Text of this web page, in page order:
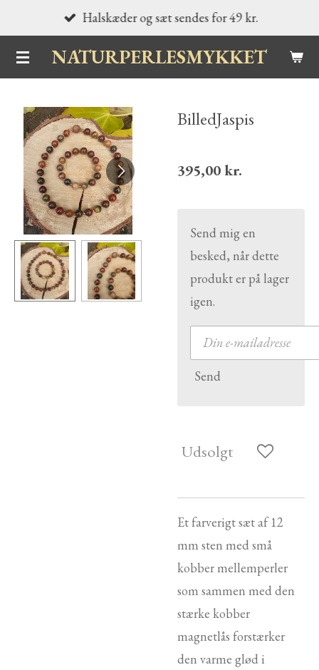
hovedindholdNATURPERLESMYKKET
Halskæder og sæt sendes for 49 kr.
BilledJaspis
395,00 kr.
Send mig en
besked, når dette
produkt er på lager
igen.
Send
Udsolgt
Et farverigt sæt af 12
mm sten med små
kobber mellemperler
som sammen med den
stærke kobber
magnetlås forstærker
den varme glød i